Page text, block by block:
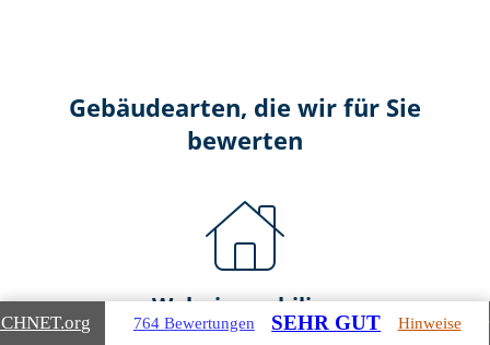
Gebäudearten, die wir für Sie
bewerten
Wohnimmobilien
.org 764 Bewertungen SEHR GUT Hinweise